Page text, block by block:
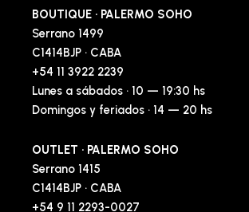
BOUTIQUE · PALERMO SOHO
Serrano 1499
C1414BJP · CABA
+54 11 3922 2239
Lunes a sábados · 10 — 19:30 hs
Domingos y feriados · 14 — 20 hs
OUTLET · PALERMO SOHO
Serrano 1415
C1414BJP · CABA
+54 9 11 2293-0027